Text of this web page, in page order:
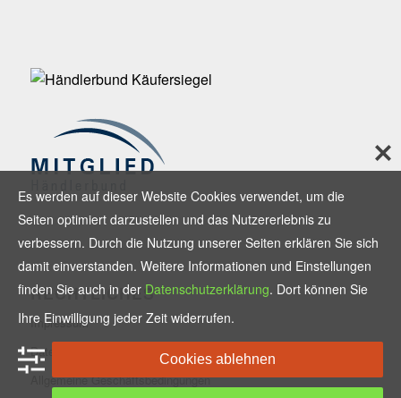
RECHTLICHES
Impressum
Datenschutzerklärung
Allgemeine Geschäftsbedingungen
Es werden auf dieser Website Cookies verwendet, um die
Seiten optimiert darzustellen und das Nutzererlebnis zu
verbessern. Durch die Nutzung unserer Seiten erklären Sie sich
damit einverstanden. Weitere Informationen und Einstellungen
finden Sie auch in der Datenschutzerklärung. Dort können Sie
Ihre Einwilligung jeder Zeit widerrufen.
Cookies ablehnen